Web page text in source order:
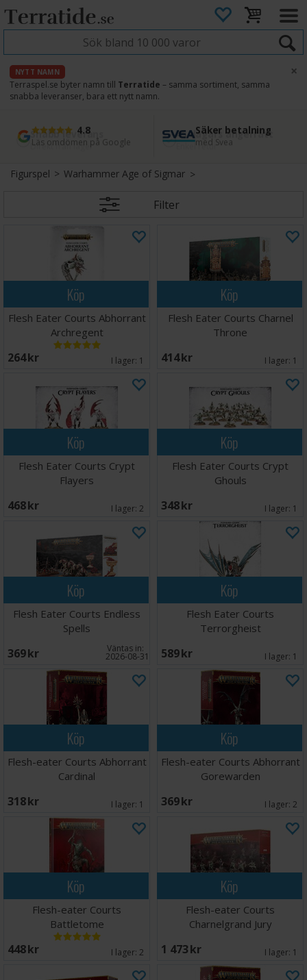
NYTT NAMN
Terraspel.se byter namn till Terratide – samma sortiment, samma
snabba leveranser, bara ett nytt namn.
×
4.8
Läs omdömen på Google
Säker betalning
med Svea
Snabb leverans
Direkt från lager
45 dagars ångerrätt
Enkel retur
Figurspel>Warhammer Age of Sigmar
Filter
Köp
Flesh Eater Courts Abhorrant
Archregent
264 SEK I lager: 1
Köp
Flesh Eater Courts Charnel
Throne
414 SEK I lager: 1
Köp
Flesh Eater Courts Crypt
Flayers
468 SEK I lager: 2
Köp
Flesh Eater Courts Crypt
Ghouls
348 SEK I lager: 1
Köp
Flesh Eater Courts Endless
Spells
369 SEK Väntas in:
2026-08-31
Köp
Flesh Eater Courts
Terrorgheist
589 SEK I lager: 1
Köp
Flesh-eater Courts Abhorrant
Cardinal
318 SEK I lager: 1
Köp
Flesh-eater Courts Abhorrant
Gorewarden
369 SEK I lager: 2
Köp
Flesh-eater Courts
Battletome
448 SEK I lager: 2
Köp
Flesh-eater Courts
Charnelgrand Jury
1 473 SEK I lager: 1